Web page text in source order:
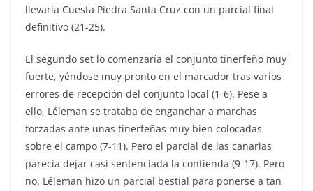
llevaría Cuesta Piedra Santa Cruz con un parcial final
definitivo (21-25).
El segundo set lo comenzaría el conjunto tinerfeño muy
fuerte, yéndose muy pronto en el marcador tras varios
errores de recepción del conjunto local (1-6). Pese a
ello, Léleman se trataba de enganchar a marchas
forzadas ante unas tinerfeñas muy bien colocadas
sobre el campo (7-11). Pero el parcial de las canarias
parecía dejar casi sentenciada la contienda (9-17). Pero
no. Léleman hizo un parcial bestial para ponerse a tan